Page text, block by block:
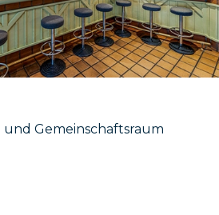
und Gemeinschaftsraum